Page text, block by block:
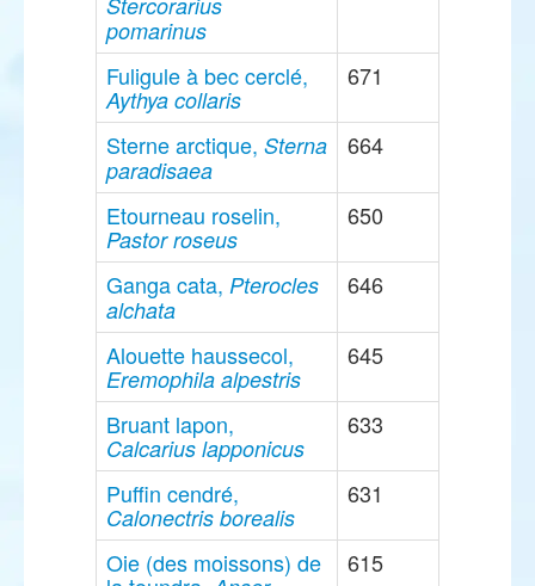
pomarinus
Fuligule à bec cerclé,
Aythya collaris
671
Sterne arctique, Sterna
paradisaea
664
Etourneau roselin,
Pastor roseus
650
Ganga cata, Pterocles
alchata
646
Alouette haussecol,
Eremophila alpestris
645
Bruant lapon,
Calcarius lapponicus
633
Puffin cendré,
Calonectris borealis
631
Oie (des moissons) de 615